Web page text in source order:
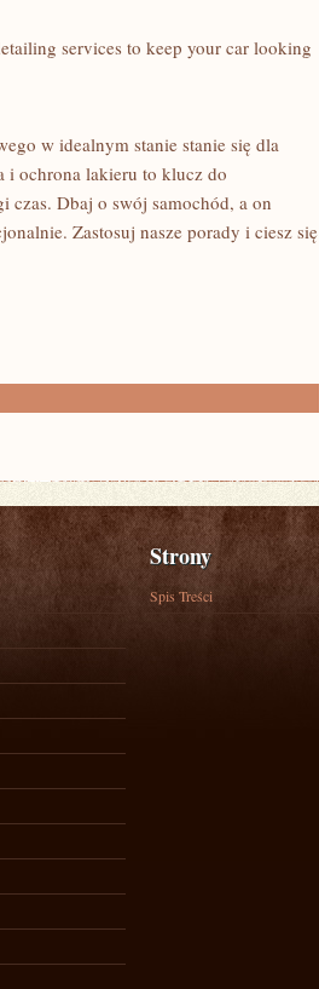
services to keep your car looking
w ⁣idealnym stanie stanie się dla
i ochrona lakieru to klucz do
czas. Dbaj ‌o swój samochód, a on
Zastosuj nasze porady i ciesz się
Strony
Spis Treści